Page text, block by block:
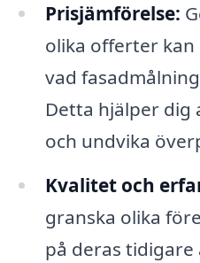
Prisjämförelse:
olika offerter kan
vad
Detta hjälper
och undvika
Kvalitet och
granska olika
på deras